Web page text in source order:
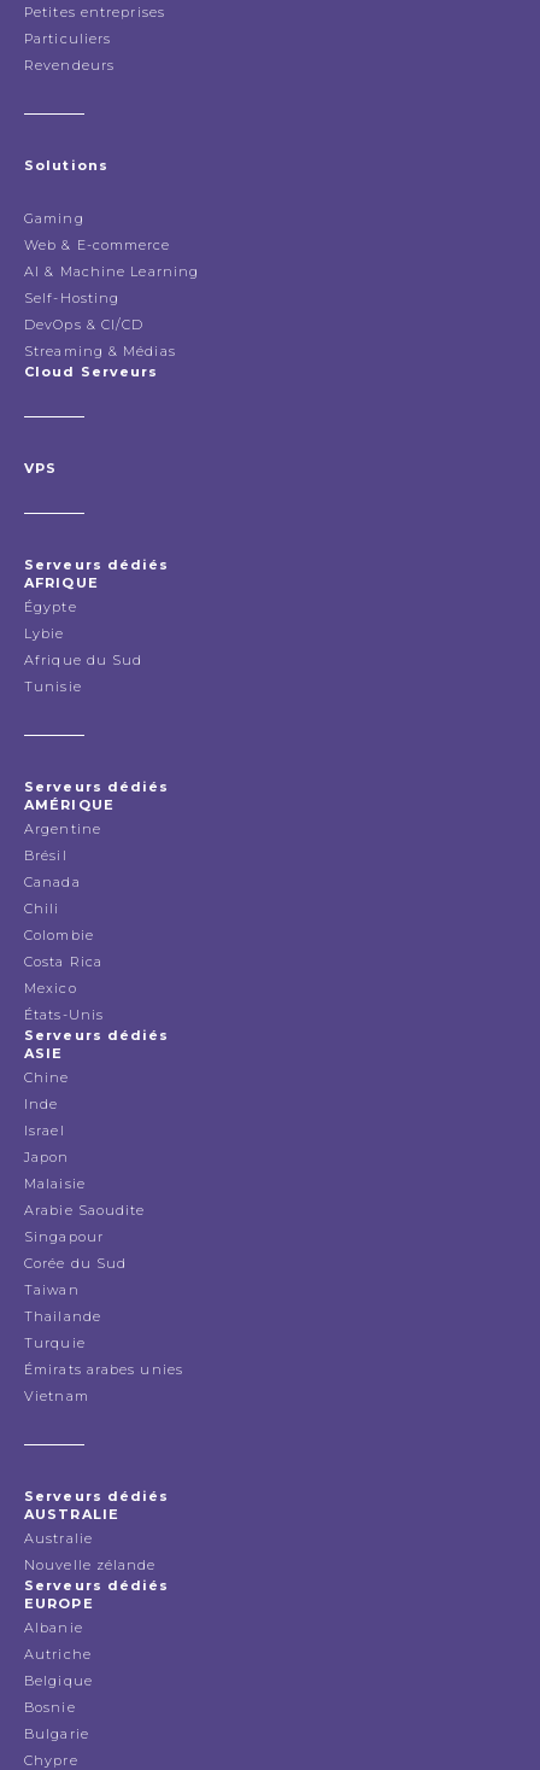
Petites entreprises
Particuliers
Revendeurs
Solutions
Gaming
Web & E-commerce
AI & Machine Learning
Self-Hosting
DevOps & CI/CD
Streaming & Médias
Cloud Serveurs
VPS
Serveurs dédiés
AFRIQUE
Égypte
Lybie
Afrique du Sud
Tunisie
Serveurs dédiés
AMÉRIQUE
Argentine
Brésil
Canada
Chili
Colombie
Costa Rica
Mexico
États-Unis
Serveurs dédiés
ASIE
Chine
Inde
Israel
Japon
Malaisie
Arabie Saoudite
Singapour
Corée du Sud
Taiwan
Thailande
Turquie
Émirats arabes unies
Vietnam
Serveurs dédiés
AUSTRALIE
Australie
Nouvelle zélande
Serveurs dédiés
EUROPE
Albanie
Autriche
Belgique
Bosnie
Bulgarie
Chypre